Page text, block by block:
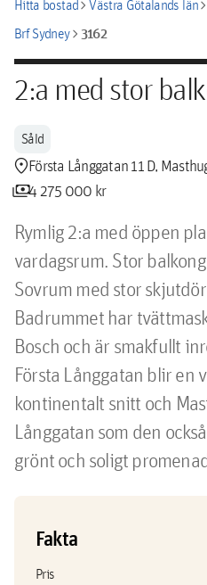
Hitta bostadchevron_rightVästra Götalands län
Brf Sydneychevron_right3162
2:a med stor
Såld
location_pinFörsta Långgatan 11 D,
payments4 275 000 kr
Rymlig 2:a med öppen
vardagsrum. Stor
Sovrum med stor
Badrummet har
Bosch och är smakfullt
Första Långgatan blir en
kontinentalt snitt och
Långgatan som den
grönt och soligt
Fakta
Pris